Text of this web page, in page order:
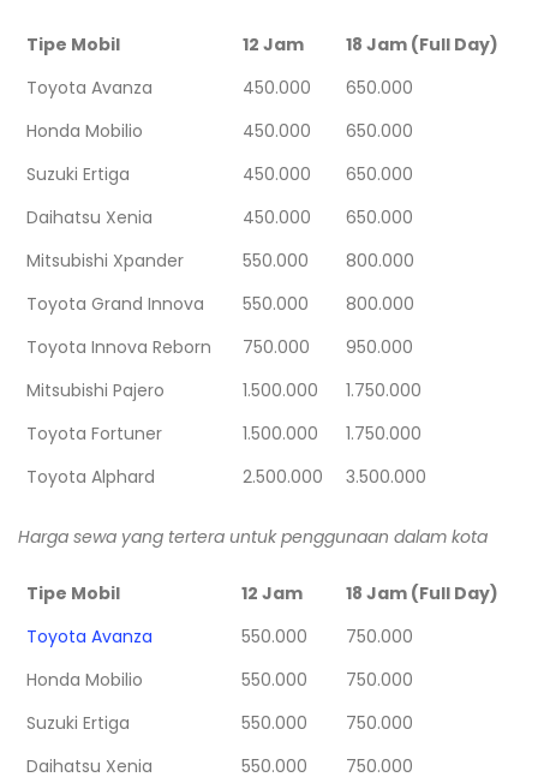
Tipe Mobil 12 Jam
18 Jam (Full Day)
Toyota Avanza
450.000
650.000
Honda Mobilio
450.000
650.000
Suzuki Ertiga
450.000
650.000
Daihatsu Xenia
450.000
650.000
Mitsubishi Xpander
550.000
800.000
Toyota Grand Innova
550.000
800.000
Toyota Innova Reborn
750.000
950.000
Mitsubishi Pajero
1.500.000
1.750.000
Toyota Fortuner
1.500.000
1.750.000
Toyota Alphard
2.500.000 3.500.000
Harga sewa yang tertera untuk penggunaan dalam kota
Tipe Mobil 12 Jam
18 Jam (Full Day)
Toyota Avanza
550.000
750.000
Honda Mobilio
550.000
750.000
Suzuki Ertiga
550.000
750.000
Daihatsu Xenia
550.000
750.000